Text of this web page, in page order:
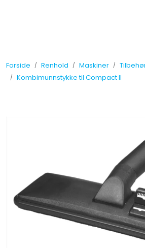
Forside Renhold Maskiner
Kombimunnstykke til Compact II
Måleinstrumenter
Vinduspusseutstyr
Verneutstyr